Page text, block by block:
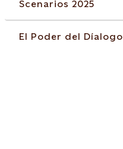
Scenarios 2025
El Poder del Díalogo